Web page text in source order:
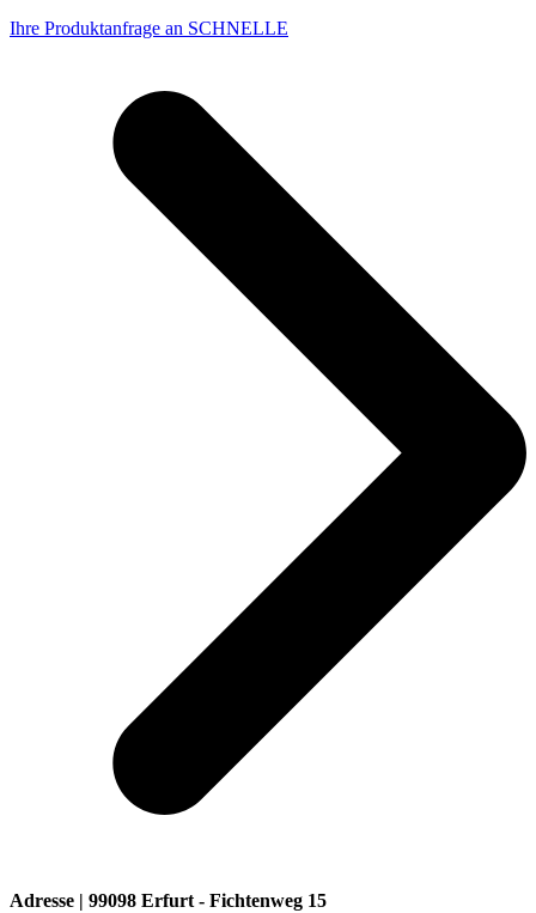
Ihre Produktanfrage an SCHNELLE
Adresse | 99098 Erfurt - Fichtenweg 15